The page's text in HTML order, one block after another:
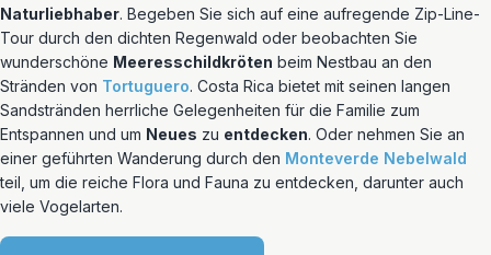
Naturliebhaber. Begeben Sie sich auf eine aufregende Zip-Line-
Tour durch den dichten Regenwald oder beobachten Sie
wunderschöne Meeresschildkröten beim Nestbau an den
Stränden von Tortuguero. Costa Rica bietet mit seinen langen
Sandstränden herrliche Gelegenheiten für die Familie zum
Entspannen und um Neues zu entdecken. Oder nehmen Sie an
einer geführten Wanderung durch den Monteverde Nebelwald
teil, um die reiche Flora und Fauna zu entdecken, darunter auch
viele Vogelarten.